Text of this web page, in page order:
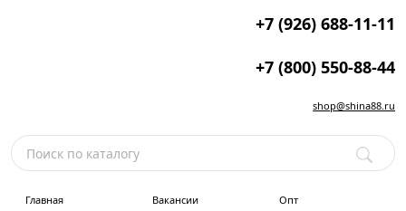
+7 (926) 688-11-11
+7 (800) 550-88-44
shop@shina88.ru
Главная Вакансии Опт